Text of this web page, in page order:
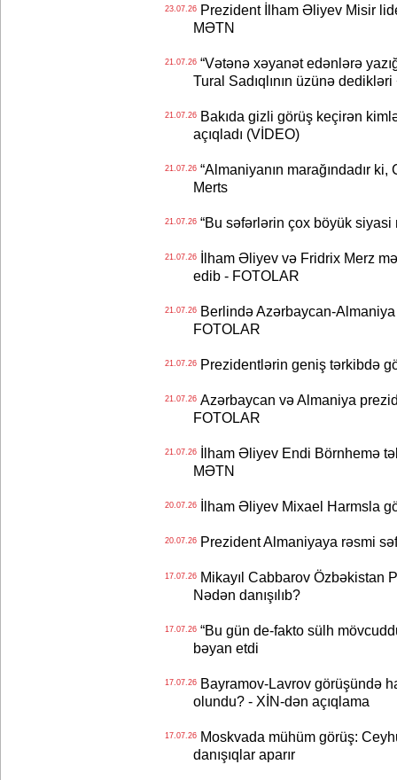
23.07.26Prezident İlham Əliyev Misir
MƏTN
21.07.26“Vətənə xəyanət edənlərə
Tural Sadıqlının üzünə
21.07.26Bakıda gizli görüş keçirən
açıqladı (VİDEO)
21.07.26“Almaniyanın marağındadır
Merts
21.07.26“Bu səfərlərin çox böyük siyasi
21.07.26İlham Əliyev və Fridrix Merz
edib - FOTOLAR
21.07.26Berlində Azərbaycan-Almaniya
FOTOLAR
21.07.26Prezidentlərin geniş tərkibdə
21.07.26Azərbaycan və Almaniya
FOTOLAR
21.07.26İlham Əliyev Endi Börnhemə
MƏTN
20.07.26İlham Əliyev Mixael Harmsla
20.07.26Prezident Almaniyaya rəsmi
17.07.26Mikayıl Cabbarov Özbəkistan
Nədən danışılıb?
17.07.26“Bu gün de-fakto sülh
bəyan etdi
17.07.26Bayramov-Lavrov görüşündə
olundu? - XİN-dən açıqlama
17.07.26Moskvada mühüm görüş:
danışıqlar aparır